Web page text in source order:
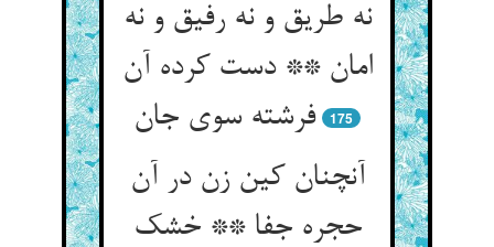
نه طریق و نه رفیق و نه
امان ** دست کرده آن
فرشته سوی جان
175
آنچنان کین زن در آن
حجره جفا ** خشک